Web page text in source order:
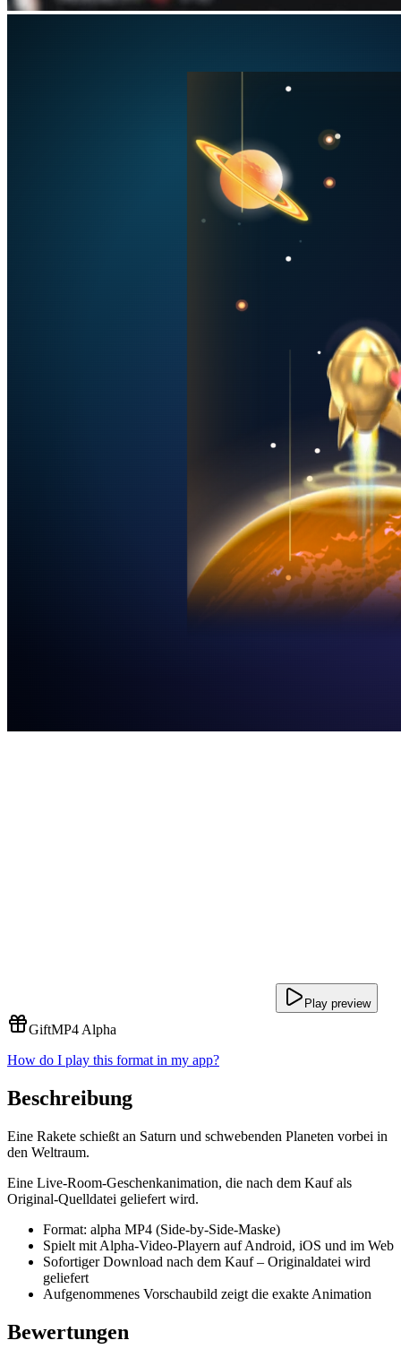
Play preview
GiftMP4 Alpha
How do I play this format in my app?
Beschreibung
Eine Rakete schießt an Saturn und schwebenden Planeten vorbei in
den Weltraum.
Eine Live-Room-Geschenkanimation, die nach dem Kauf als
Original-Quelldatei geliefert wird.
Format: alpha MP4 (Side-by-Side-Maske)
Spielt mit Alpha-Video-Playern auf Android, iOS und im Web
Sofortiger Download nach dem Kauf – Originaldatei wird
geliefert
Aufgenommenes Vorschaubild zeigt die exakte Animation
Bewertungen